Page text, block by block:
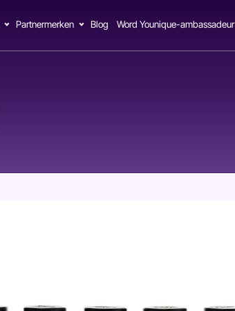
Partnermerken Blog Word Younique-ambassadeur